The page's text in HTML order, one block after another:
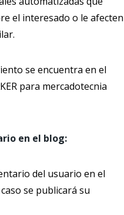
el interesado o le afecten
se encuentra en el
para mercadotecnia
en el blog:
del usuario en el
se publicará su